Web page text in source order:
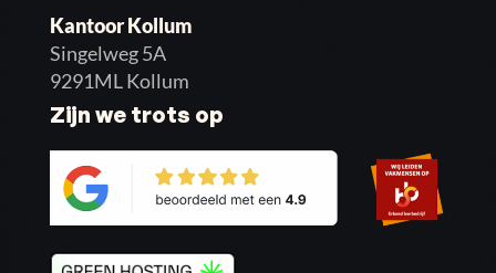
Kantoor Kollum
Singelweg 5A
9291ML Kollum
Zijn we trots op